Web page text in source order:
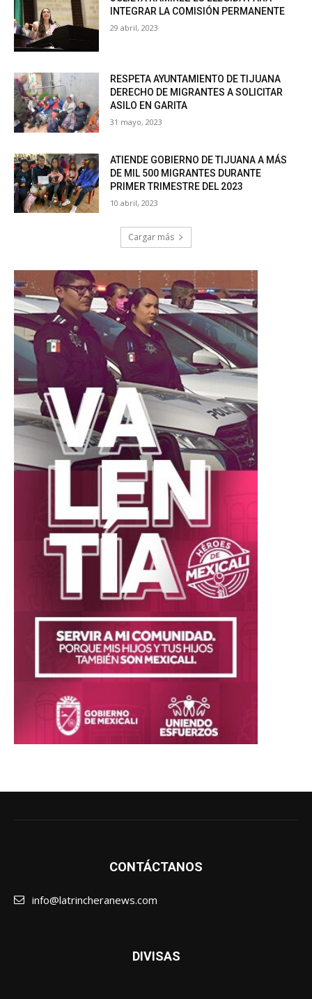
INTEGRAR LA COMISIÓN PERMANENTE
29 abril, 2023
RESPETA AYUNTAMIENTO DE TIJUANA
DERECHO DE MIGRANTES A SOLICITAR
ASILO EN GARITA
31 mayo, 2023
ATIENDE GOBIERNO DE TIJUANA A MÁS
DE MIL 500 MIGRANTES DURANTE
PRIMER TRIMESTRE DEL 2023
10 abril, 2023
Cargar más
CONTÁCTANOS
info@latrincheranews.com
DIVISAS